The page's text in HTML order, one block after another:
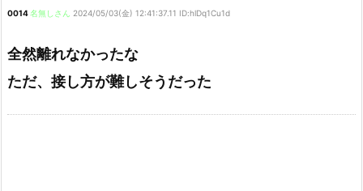
0014名無しさん 2024/05/03(金) 12:41:37.11 ID:hlDq1Cu1d
全然離れなかったな
ただ、接し方が難しそうだった